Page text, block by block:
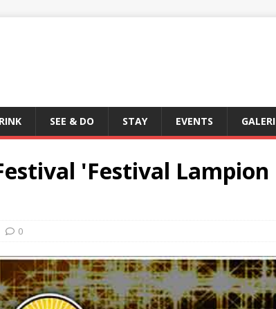
SEE & DO STAY EVENTS GALERI
'Festival Lampion
0